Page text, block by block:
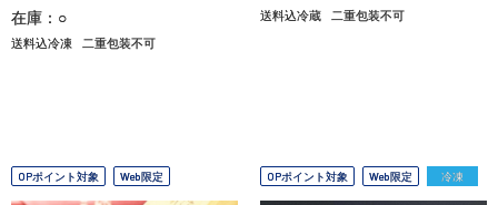
在庫：○
送料込冷凍 二重包装不可
送料込冷蔵 二重包装不可
OPポイント対象 Web限定 OPポイント対象 Web限定 冷凍